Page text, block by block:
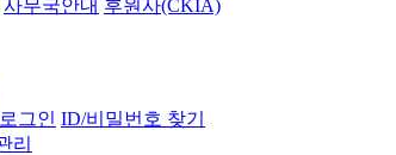
사무국안내 후원사(CKIA)
로그인 ID/비밀번호 찾기
리